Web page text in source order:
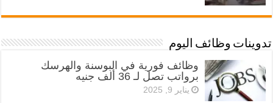
تدوينات وظائف اليوم
وظائف فورية في البوسنة والهرسك
برواتب تصل لـ 36 ألف جنيه
يناير 9, 2025